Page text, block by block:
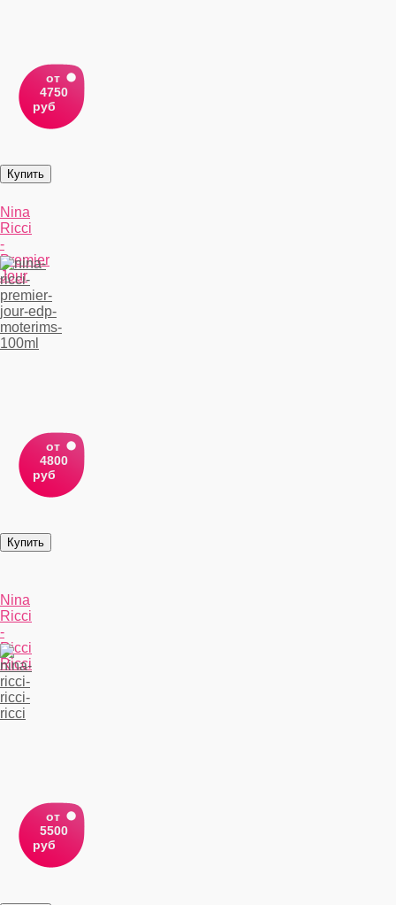
от
4750
руб
Nina
Ricci
-
Premier
Jour
от
4800
руб
Nina
Ricci
-
Ricci
Ricci
от
5500
руб